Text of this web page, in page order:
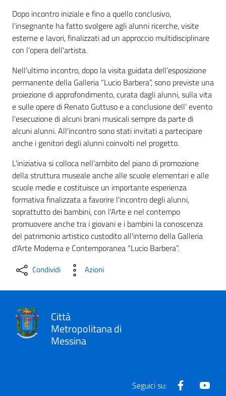
Dopo incontro iniziale e fino a quello conclusivo,
l'insegnante ha fatto svolgere agli alunni ricerche, visite
esterne e lavori, finalizzati ad un approccio multidisciplinare
con l’opera dell'artista.
Nell'ultimo incontro, dopo la visita guidata dell’esposizione
permanente della Galleria “Lucio Barbera”, sono previste una
proiezione di approfondimento, curata dagli alunni, sulla vita
e sulle opere di Renato Guttuso e a conclusione dell’ evento
l'esecuzione di alcuni brani musicali sempre da parte di
alcuni alunni. All'incontro sono stati invitati a partecipare
anche i genitori degli alunni coinvolti nel progetto.
L'iniziativa si colloca nell'ambito del piano di promozione
della struttura museale anche alle scuole elementari e alle
scuole medie e costituisce un importante esperienza
formativa finalizzata a favorire l'incontro degli alunni,
soprattutto dei bambini, con l'Arte e nel contempo
promuovere anche tra i giovani e i bambini la conoscenza
del patrimonio artistico custodito all'interno della Galleria
d'Arte Moderna e Contemporanea “Lucio Barbera”.
Condividi Azioni
Città
Metropolitana di
Messina
Seguici su: Facebook